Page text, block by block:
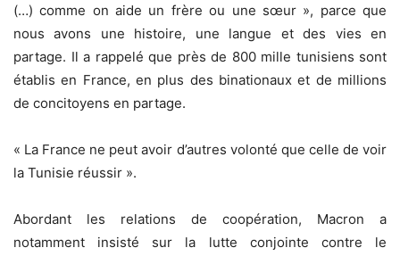
(…) comme on aide un frère ou une sœur », parce que
nous avons une histoire, une langue et des vies en
partage. Il a rappelé que près de 800 mille tunisiens sont
établis en France, en plus des binationaux et de millions
de concitoyens en partage.
« La France ne peut avoir d’autres volonté que celle de voir
la Tunisie réussir ».
Abordant les relations de coopération, Macron a
notamment insisté sur la lutte conjointe contre le